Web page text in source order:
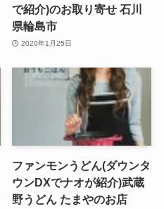
で紹介)のお取り寄せ 石川
県輪島市
2020年1月25日
ファンモンうどん(ダウンタ
ウンDXでナオが紹介)武蔵
野うどん たまやのお店